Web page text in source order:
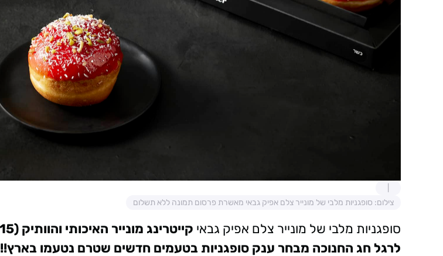
צילום: סופגניות מלבי של מונייר צלם אפיק גבאי מאשרת פרסום תמונה ללא תשלום
סופגניות מלבי של מונייר צלם אפיק גבאי
לרגל חג החנוכה מבחר ענק סופגניות בטעמים חדשים שטרם נטעמו בארץ!!